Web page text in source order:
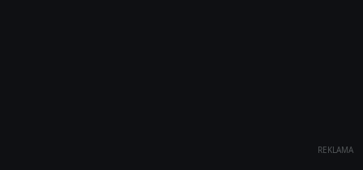
REKLAMA